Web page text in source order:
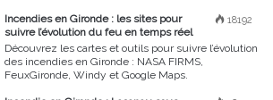
18192
Incendies en Gironde : les sites pour
suivre l’évolution du feu en temps réel
Découvrez les cartes et outils pour suivre l’évolution
des incendies en Gironde : NASA FIRMS,
FeuxGironde, Windy et Google Maps.